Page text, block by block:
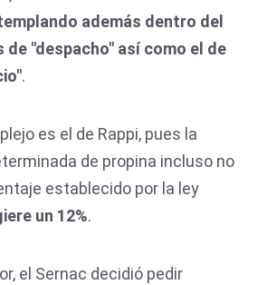
además dentro del
"despacho" así como el de
.
es el de Rappi, pues la
de propina incluso no
establecido por la ley
un 12%.
el Sernac decidió pedir